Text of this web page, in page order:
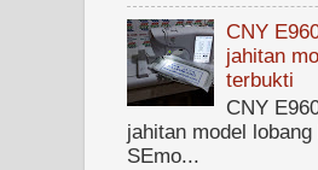
CNY
jahitan
terbukti
CNY
jahitan model
SEmo...